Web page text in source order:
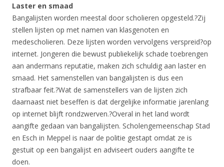
Laster en smaad
Bangalijsten worden meestal door scholieren opgesteld.?Zij
stellen lijsten op met namen van klasgenoten en
medescholieren. Deze lijsten worden vervolgens verspreid?op
internet. Jongeren die bewust publiekelijk schade toebrengen
aan andermans reputatie, maken zich schuldig aan laster en
smaad. Het samenstellen van bangalijsten is dus een
strafbaar feit.?Wat de samenstellers van de lijsten zich
daarnaast niet beseffen is dat dergelijke informatie jarenlang
op internet blijft rondzwerven.?Overal in het land wordt
aangifte gedaan van bangalijsten. Scholengemeenschap Stad
en Esch in Meppel is naar de politie gestapt omdat ze is
gestuit op een bangalijst en adviseert ouders aangifte te
doen.